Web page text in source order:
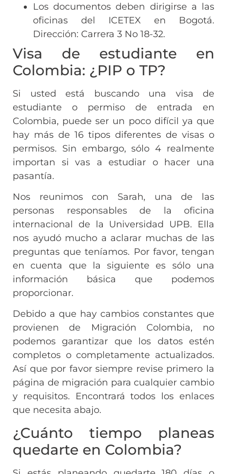
Los documentos deben dirigirse a las
oficinas del ICETEX en Bogotá.
Dirección: Carrera 3 No 18-32.
Visa de estudiante en
Colombia: ¿PIP o TP?
Si usted está buscando una visa de
estudiante o permiso de entrada en
Colombia, puede ser un poco difícil ya que
hay más de 16 tipos diferentes de visas o
permisos. Sin embargo, sólo 4 realmente
importan si vas a estudiar o hacer una
pasantía.
Nos reunimos con Sarah, una de las
personas responsables de la oficina
internacional de la Universidad UPB. Ella
nos ayudó mucho a aclarar muchas de las
preguntas que teníamos. Por favor, tengan
en cuenta que la siguiente es sólo una
información básica que podemos
proporcionar.
Debido a que hay cambios constantes que
provienen de Migración Colombia, no
podemos garantizar que los datos estén
completos o completamente actualizados.
Así que por favor siempre revise primero la
página de migración para cualquier cambio
y requisitos. Encontrará todos los enlaces
que necesita abajo.
¿Cuánto tiempo planeas
quedarte en Colombia?